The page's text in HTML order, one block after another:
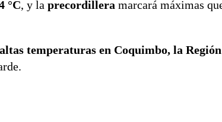
°C, y la precordillera marcará máximas
altas temperaturas en Coquimbo, la Región